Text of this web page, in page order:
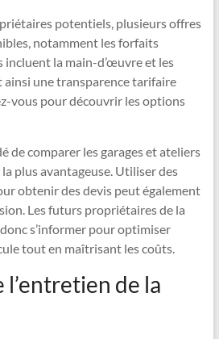
potentiels, plusieurs offres
notamment les forfaits
incluent la main-d’œuvre et les
ainsi une transparence tarifaire
vous pour découvrir les options
de comparer les garages et ateliers
plus avantageuse. Utiliser des
obtenir des devis peut également
Les futurs propriétaires de la
s’informer pour optimiser
tout en maîtrisant les coûts.
l’entretien de la